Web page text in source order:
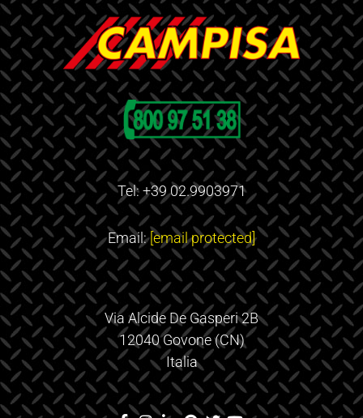
Tel: +39 02.9903971
Email:[email protected]
Via Alcide De Gasperi 2B
12040 Govone (CN)
Italia